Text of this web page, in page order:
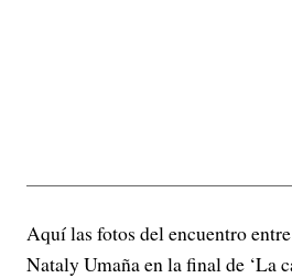
Aquí las fotos del encuentro
Nataly Umaña en la final de ‘La